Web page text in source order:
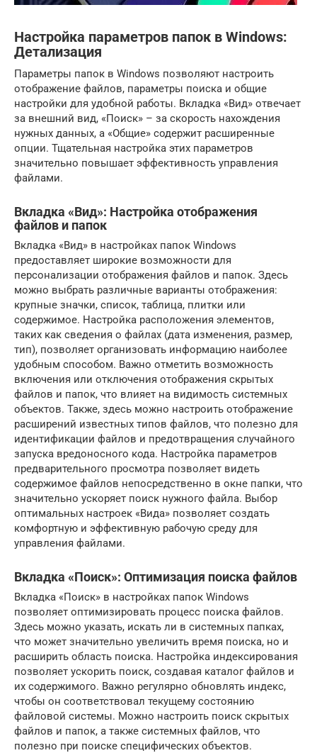
Настройка параметров папок в Windows:
Детализация
Параметры папок в Windows позволяют настроить
отображение файлов, параметры поиска и общие
настройки для удобной работы. Вкладка «Вид» отвечает
за внешний вид, «Поиск» – за скорость нахождения
нужных данных, а «Общие» содержит расширенные
опции. Тщательная настройка этих параметров
значительно повышает эффективность управления
файлами.
Вкладка «Вид»: Настройка отображения
файлов и папок
Вкладка «Вид» в настройках папок Windows
предоставляет широкие возможности для
персонализации отображения файлов и папок. Здесь
можно выбрать различные варианты отображения:
крупные значки, список, таблица, плитки или
содержимое. Настройка расположения элементов,
таких как сведения о файлах (дата изменения, размер,
тип), позволяет организовать информацию наиболее
удобным способом. Важно отметить возможность
включения или отключения отображения скрытых
файлов и папок, что влияет на видимость системных
объектов. Также, здесь можно настроить отображение
расширений известных типов файлов, что полезно для
идентификации файлов и предотвращения случайного
запуска вредоносного кода. Настройка параметров
предварительного просмотра позволяет видеть
содержимое файлов непосредственно в окне папки, что
значительно ускоряет поиск нужного файла. Выбор
оптимальных настроек «Вида» позволяет создать
комфортную и эффективную рабочую среду для
управления файлами.
Вкладка «Поиск»: Оптимизация поиска файлов
Вкладка «Поиск» в настройках папок Windows
позволяет оптимизировать процесс поиска файлов.
Здесь можно указать, искать ли в системных папках,
что может значительно увеличить время поиска, но и
расширить область поиска. Настройка индексирования
позволяет ускорить поиск, создавая каталог файлов и
их содержимого. Важно регулярно обновлять индекс,
чтобы он соответствовал текущему состоянию
файловой системы. Можно настроить поиск скрытых
файлов и папок, а также системных файлов, что
полезно при поиске специфических объектов.